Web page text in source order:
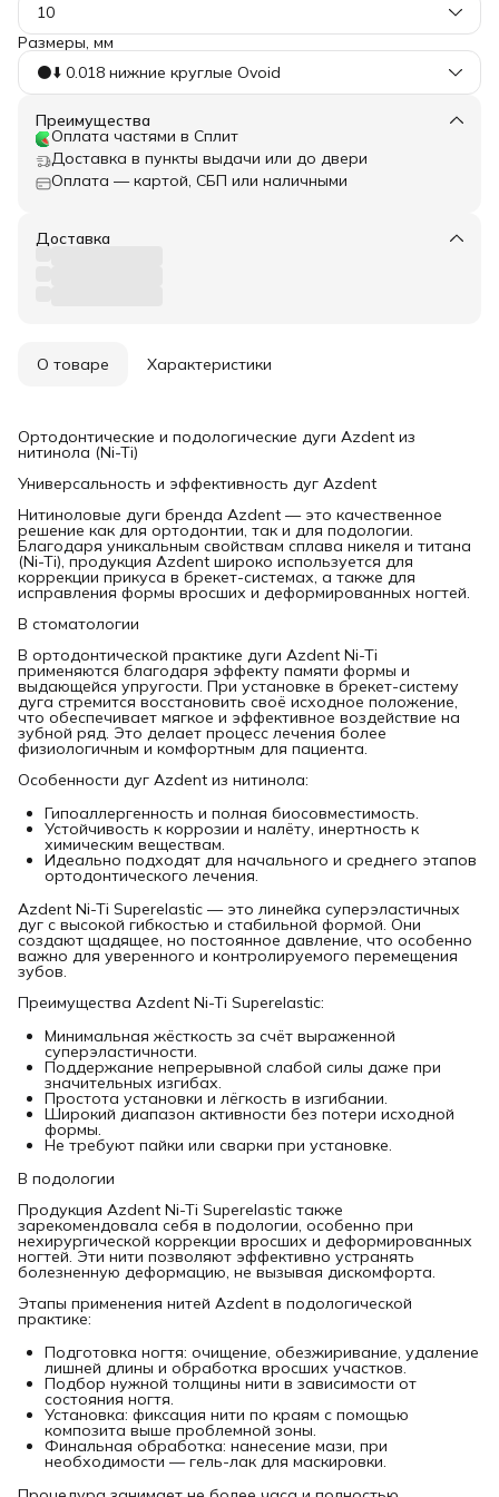
10
Размеры, мм
⚫️⬇️ 0.018 нижние круглые Ovoid
Преимущества
Оплата частями в Сплит
Доставка в пункты выдачи или до двери
Оплата — картой, СБП или наличными
Доставка
О товаре Характеристики
Ортодонтические и подологические дуги Azdent из
нитинола (Ni-Ti)
Универсальность и эффективность дуг Azdent
Нитиноловые дуги бренда Azdent — это качественное
решение как для ортодонтии, так и для подологии.
Благодаря уникальным свойствам сплава никеля и титана
(Ni-Ti), продукция Azdent широко используется для
коррекции прикуса в брекет-системах, а также для
исправления формы вросших и деформированных ногтей.
В стоматологии
В ортодонтической практике дуги Azdent Ni-Ti
применяются благодаря эффекту памяти формы и
выдающейся упругости. При установке в брекет-систему
дуга стремится восстановить своё исходное положение,
что обеспечивает мягкое и эффективное воздействие на
зубной ряд. Это делает процесс лечения более
физиологичным и комфортным для пациента.
Особенности дуг Azdent из нитинола:
Гипоаллергенность и полная биосовместимость.
Устойчивость к коррозии и налёту, инертность к
химическим веществам.
Идеально подходят для начального и среднего этапов
ортодонтического лечения.
Azdent Ni-Ti Superelastic — это линейка суперэластичных
дуг с высокой гибкостью и стабильной формой. Они
создают щадящее, но постоянное давление, что особенно
важно для уверенного и контролируемого перемещения
зубов.
Преимущества Azdent Ni-Ti Superelastic:
Минимальная жёсткость за счёт выраженной
суперэластичности.
Поддержание непрерывной слабой силы даже при
значительных изгибах.
Простота установки и лёгкость в изгибании.
Широкий диапазон активности без потери исходной
формы.
Не требуют пайки или сварки при установке.
В подологии
Продукция Azdent Ni-Ti Superelastic также
зарекомендовала себя в подологии, особенно при
нехирургической коррекции вросших и деформированных
ногтей. Эти нити позволяют эффективно устранять
болезненную деформацию, не вызывая дискомфорта.
Этапы применения нитей Azdent в подологической
практике:
Подготовка ногтя: очищение, обезжиривание, удаление
лишней длины и обработка вросших участков.
Подбор нужной толщины нити в зависимости от
состояния ногтя.
Установка: фиксация нити по краям с помощью
композита выше проблемной зоны.
Финальная обработка: нанесение мази, при
необходимости — гель-лак для маскировки.